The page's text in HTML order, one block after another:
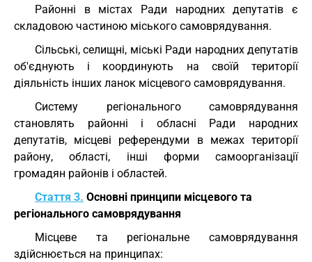
Районні в містах Ради народних депутатів є
складовою частиною міського самоврядування.
Сільські, селищні, міські Ради народних депутатів
об'єднують і координують на своїй території
діяльність інших ланок місцевого самоврядування.
Систему регіонального самоврядування
становлять районні і обласні Ради народних
депутатів, місцеві референдуми в межах території
району, області, інші форми самоорганізації
громадян районів і областей.
Стаття 3. Основні принципи місцевого та
регіонального самоврядування
Місцеве та регіональне самоврядування
здійснюється на принципах: